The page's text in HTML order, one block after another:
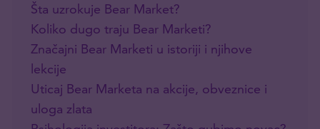
Šta uzrokuje Bear Market?
Koliko dugo traju Bear Marketi?
Značajni Bear Marketi u istoriji i njihove
lekcije
Uticaj Bear Marketa na akcije, obveznice i
uloga zlata